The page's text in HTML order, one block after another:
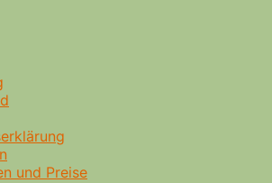
und Preise